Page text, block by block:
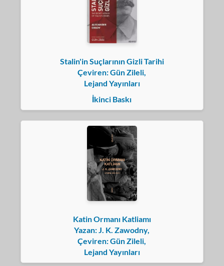
Stalin'in Suçlarının Gizli Tarihi
Çeviren: Gün Zileli,
Lejand Yayınları
İkinci Baskı
Katin Ormanı Katliamı
Yazan: J. K. Zawodny,
Çeviren: Gün Zileli,
Lejand Yayınları